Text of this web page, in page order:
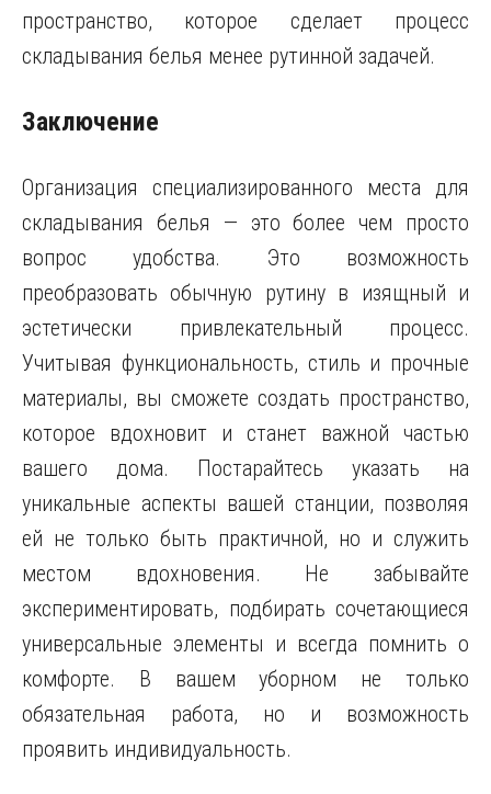
пространство, которое сделает процесс
складывания белья менее рутинной задачей.
Заключение
Организация специализированного места для
складывания белья — это более чем просто
вопрос удобства. Это возможность
преобразовать обычную рутину в изящный и
эстетически привлекательный процесс.
Учитывая функциональность, стиль и прочные
материалы, вы сможете создать пространство,
которое вдохновит и станет важной частью
вашего дома. Постарайтесь указать на
уникальные аспекты вашей станции, позволяя
ей не только быть практичной, но и служить
местом вдохновения. Не забывайте
экспериментировать, подбирать сочетающиеся
универсальные элементы и всегда помнить о
комфорте. В вашем уборном не только
обязательная работа, но и возможность
проявить индивидуальность.